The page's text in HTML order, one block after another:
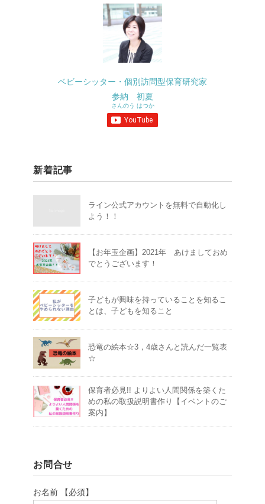
ベビーシッター・個別訪問型保育研究家
参納 初夏
さんのう はつか
新着記事
ライン公式アカウントを無料で自動化し
よう！！
【お年玉企画】2021年 あけましておめ
でとうございます！
子どもが興味を持っていることを知るこ
とは、子どもを知ること
恐竜の絵本☆3，4歳さんと読んだ一覧表
☆
保育者必見!! よりよい人間関係を築くた
めの私の取扱説明書作り【イベントのご
案内】
お問合せ
お名前 【必須】